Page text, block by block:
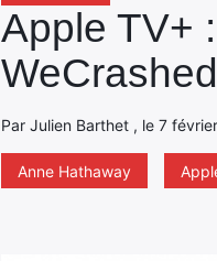
Apple TV+
WeCrashed
Par Julien Barthet , le 7
Anne Hathaway